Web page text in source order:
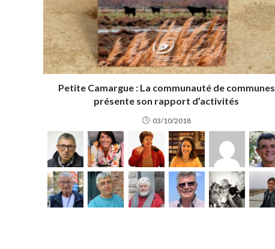
Petite Camargue : La communauté de communes
présente son rapport d’activités
03/10/2018